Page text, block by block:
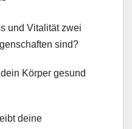
und Vitalität zwei
sind?
Körper gesund
deine